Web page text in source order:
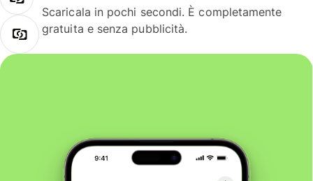
Scaricala in pochi secondi. È completamente
gratuita e senza pubblicità.